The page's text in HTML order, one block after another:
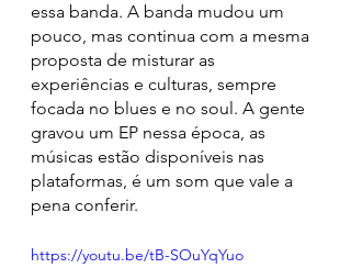
essa banda. A banda mudou um
pouco, mas continua com a mesma
proposta de misturar as
experiências e culturas, sempre
focada no blues e no soul. A gente
gravou um EP nessa época, as
músicas estão disponíveis nas
plataformas, é um som que vale a
pena conferir.
https://youtu.be/tB-SOuYqYuo